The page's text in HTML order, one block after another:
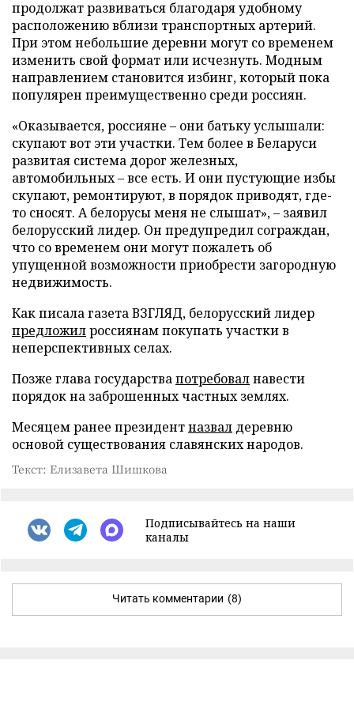
продолжат развиваться благодаря удобному
расположению вблизи транспортных артерий.
При этом небольшие деревни могут со временем
изменить свой формат или исчезнуть. Модным
направлением становится избинг, который пока
популярен преимущественно среди россиян.
«Оказывается, россияне – они батьку услышали:
скупают вот эти участки. Тем более в Беларуси
развитая система дорог железных,
автомобильных – все есть. И они пустующие избы
скупают, ремонтируют, в порядок приводят, где-
то сносят. А белорусы меня не слышат», – заявил
белорусский лидер. Он предупредил сограждан,
что со временем они могут пожалеть об
упущенной возможности приобрести загородную
недвижимость.
Как писала газета ВЗГЛЯД, белорусский лидер
предложилроссиянам покупать участки в
неперспективных селах.
Позже глава государствапотребовалнавести
порядок на заброшенных частных землях.
Месяцем ранее президентназвал деревню
основой существования славянских народов.
Текст: Елизавета Шишкова
Подписывайтесь на наши
каналы
Читать комментарии (8)